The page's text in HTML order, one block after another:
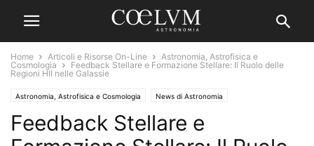
Home Articoli e Risorse On-Line
Astronomia, Astrofisica e
Cosmologia
Feedback Stellare e Formazione Stellare: Il Ruolo delle
Regioni HII nelle Galassie
Astronomia, Astrofisica e Cosmologia News di Astronomia
Feedback Stellare e